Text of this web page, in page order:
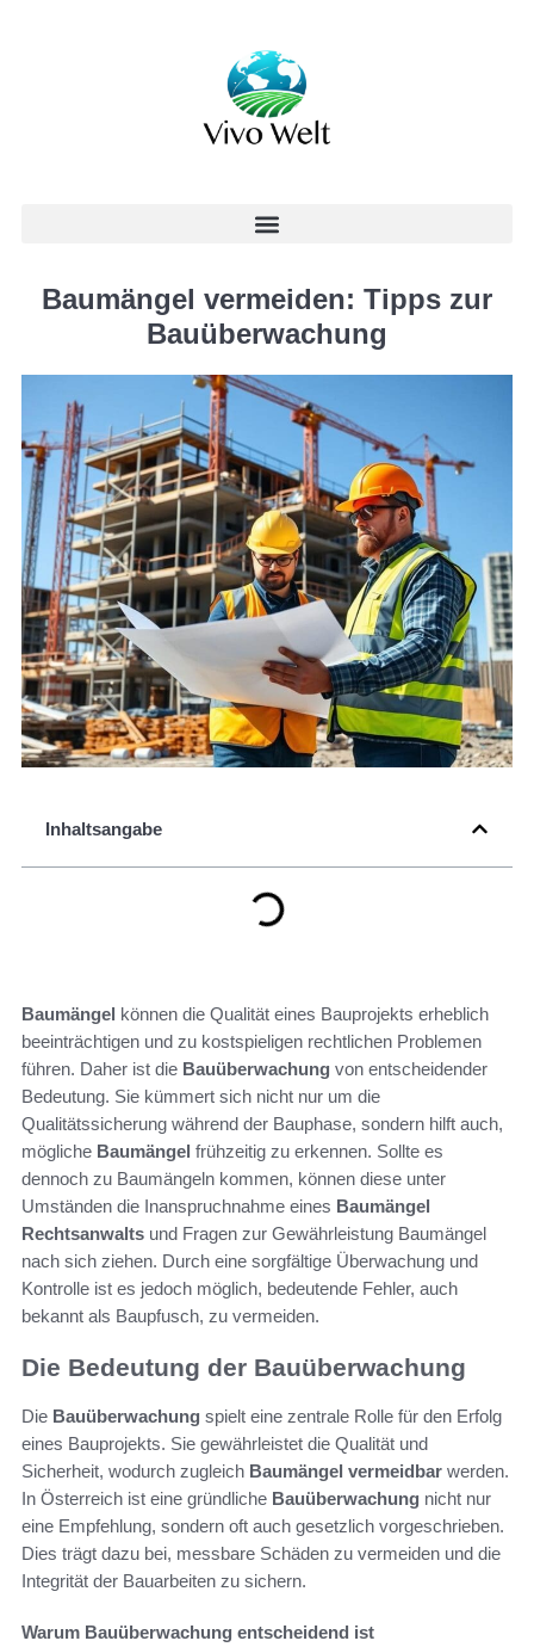
Baumängel vermeiden: Tipps zur
Bauüberwachung
Inhaltsangabe
Baumängel können die Qualität eines Bauprojekts erheblich
beeinträchtigen und zu kostspieligen rechtlichen Problemen
führen. Daher ist die Bauüberwachung von entscheidender
Bedeutung. Sie kümmert sich nicht nur um die
Qualitätssicherung während der Bauphase, sondern hilft auch,
mögliche Baumängel frühzeitig zu erkennen. Sollte es
dennoch zu Baumängeln kommen, können diese unter
Umständen die Inanspruchnahme eines Baumängel
Rechtsanwalts und Fragen zur Gewährleistung Baumängel
nach sich ziehen. Durch eine sorgfältige Überwachung und
Kontrolle ist es jedoch möglich, bedeutende Fehler, auch
bekannt als Baupfusch, zu vermeiden.
Die Bedeutung der Bauüberwachung
Die Bauüberwachung spielt eine zentrale Rolle für den Erfolg
eines Bauprojekts. Sie gewährleistet die Qualität und
Sicherheit, wodurch zugleich Baumängel vermeidbar werden.
In Österreich ist eine gründliche Bauüberwachung nicht nur
eine Empfehlung, sondern oft auch gesetzlich vorgeschrieben.
Dies trägt dazu bei, messbare Schäden zu vermeiden und die
Integrität der Bauarbeiten zu sichern.
Warum Bauüberwachung entscheidend ist